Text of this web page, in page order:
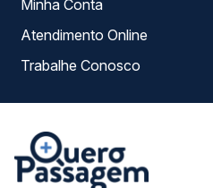
Minha Conta
Atendimento Online
Trabalhe Conosco